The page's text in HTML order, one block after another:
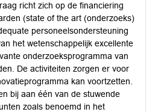
richt zich op de financiering
(state of the art (onderzoeks)
personeelsondersteuning
het wetenschappelijk excellente
onderzoeksprogramma van
De activiteiten zorgen er voor
kan voortzetten.
bij aan één van de stuwende
zoals benoemd in het